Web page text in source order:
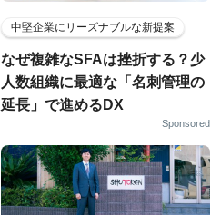
中堅企業にリーズナブルな新提案
なぜ複雑なSFAは挫折する？少
人数組織に最適な「名刺管理の
延長」で進めるDX
Sponsored